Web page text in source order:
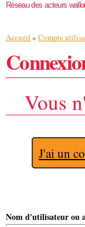
Réseau des acteurs
Vous êtes ici
Accueil » Compte
Vous
J'ai un
Nom d'utilisateur ou